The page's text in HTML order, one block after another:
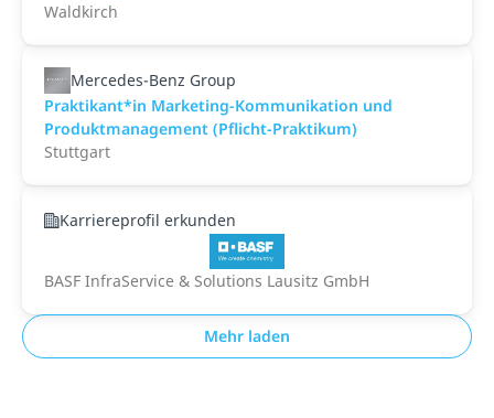
Waldkirch
Mercedes-Benz Group
Praktikant*in Marketing-Kommunikation und
Produktmanagement (Pflicht-Praktikum)
Stuttgart
Karriereprofil erkunden
BASF InfraService & Solutions Lausitz GmbH
Mehr laden